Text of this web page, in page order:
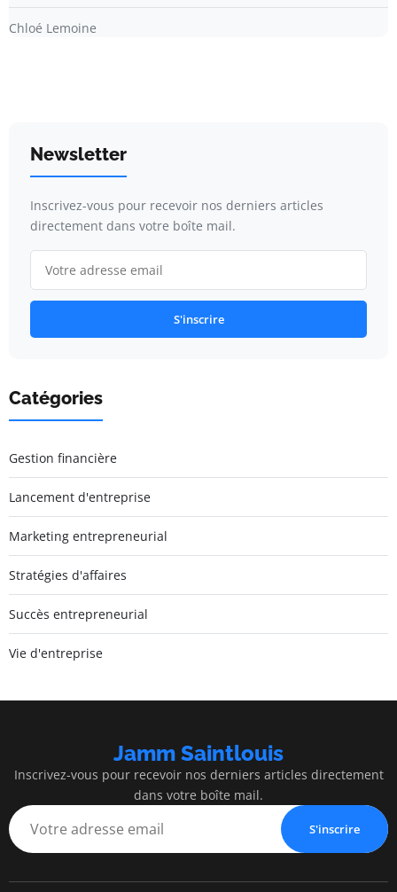
Chloé Lemoine
Newsletter
Inscrivez-vous pour recevoir nos derniers articles
directement dans votre boîte mail.
S'inscrire
Catégories
Gestion financière
Lancement d'entreprise
Marketing entrepreneurial
Stratégies d'affaires
Succès entrepreneurial
Vie d'entreprise
Jamm Saintlouis
Inscrivez-vous pour recevoir nos derniers articles directement
dans votre boîte mail.
S'inscrire